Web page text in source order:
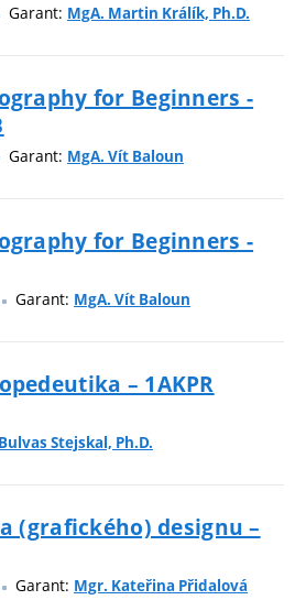
Garant: MgA. Martin Králík, Ph.D.
for Beginners -
Garant: MgA. Vít Baloun
for Beginners -
Garant: MgA. Vít Baloun
– 1AKPR
Stejskal, Ph.D.
(grafického) designu –
Garant: Mgr. Kateřina Přidalová